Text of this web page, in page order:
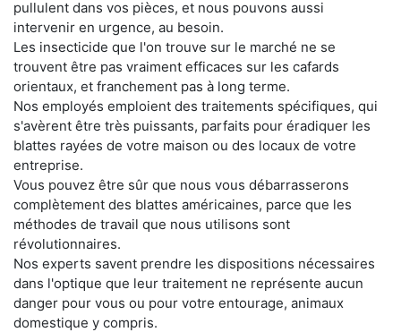
pullulent dans vos pièces, et nous pouvons aussi
intervenir en urgence, au besoin.
Les insecticide que l'on trouve sur le marché ne se
trouvent être pas vraiment efficaces sur les cafards
orientaux, et franchement pas à long terme.
Nos employés emploient des traitements spécifiques, qui
s'avèrent être très puissants, parfaits pour éradiquer les
blattes rayées de votre maison ou des locaux de votre
entreprise.
Vous pouvez être sûr que nous vous débarrasserons
complètement des blattes américaines, parce que les
méthodes de travail que nous utilisons sont
révolutionnaires.
Nos experts savent prendre les dispositions nécessaires
dans l'optique que leur traitement ne représente aucun
danger pour vous ou pour votre entourage, animaux
domestique y compris.